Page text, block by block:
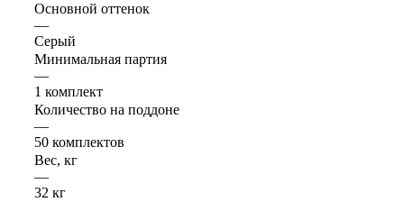
Основной оттенок
—
Серый
Минимальная партия
—
1 комплект
Количество на поддоне
—
50 комплектов
Вес, кг
—
32 кг